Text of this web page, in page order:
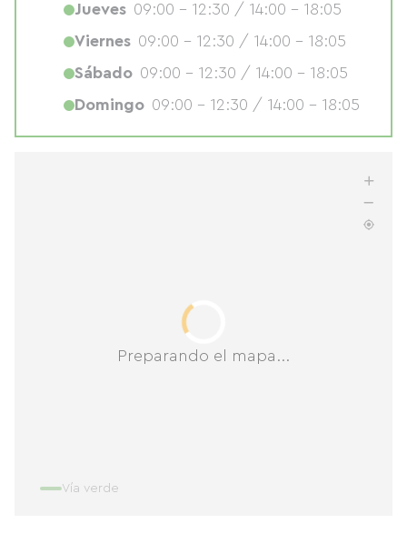
Preparando el mapa...
Vía verde
Jueves 09:00 - 12:30 / 14:00 - 18:05
Viernes 09:00 - 12:30 / 14:00 - 18:05
Sábado 09:00 - 12:30 / 14:00 - 18:05
Domingo 09:00 - 12:30 / 14:00 - 18:05